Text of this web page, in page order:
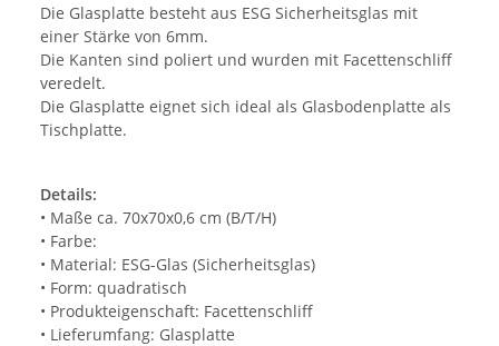
Die Glasplatte besteht aus ESG Sicherheitsglas mit
einer Stärke von 6mm.
Die Kanten sind poliert und wurden mit Facettenschliff
veredelt.
Die Glasplatte eignet sich ideal als Glasbodenplatte als
Tischplatte.
Details:
• Maße ca. 70x70x0,6 cm (B/T/H)
• Farbe:
• Material: ESG-Glas (Sicherheitsglas)
• Form: quadratisch
• Produkteigenschaft: Facettenschliff
• Lieferumfang: Glasplatte